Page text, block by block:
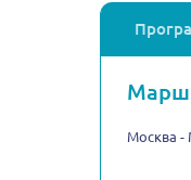
Москва -